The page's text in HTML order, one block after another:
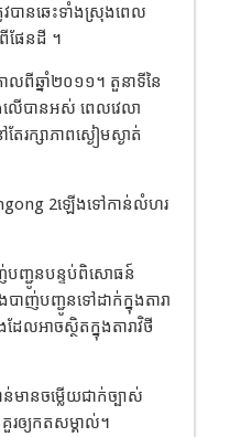
បានឆេះទាំងស្រុងពេល
ផែនដី ។
លពីឆ្នាំ២០១១។ តួនាទីនៃ
ើបានអស់ ពេលវេលា
រក្សាភាពស្ងៀមស្ងាត់
2ឡើងទៅកាន់លំហរ
ញ់បញ្ជូនបន្ទប់ពិសោធន៍
ញ់បញ្ជូនទៅដាក់ក្នុងតារា
លអាចស្ថិតក្នុងតារាវិថី
មានចម្លើយជាក់ច្បាស់
ឲ្យកតសម្គាល់។